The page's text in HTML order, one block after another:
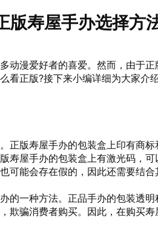
版寿屋手办选择方
动漫爱好者的喜爱。然而，由于
看正版?接下来小编详细为大家介绍
正版寿屋手办的包装盒上印有商
寿屋手办的包装盒上有激光码，
可能会存在假的，因此还需要结合
的一种方法。正品手办的包装透
欺骗消费者购买。因此，在购买